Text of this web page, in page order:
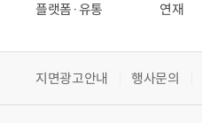
플랫폼·유통
연재
지면광고안내 행사문의